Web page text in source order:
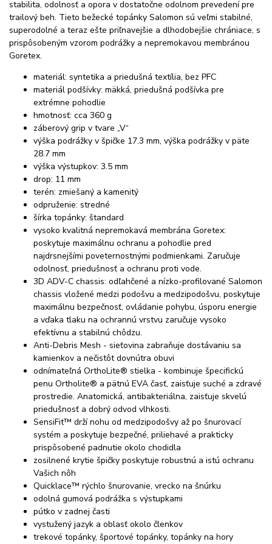
stabilita, odolnosť a opora v dostatočne odolnom prevedení pre
trailový beh. Tieto bežecké topánky Salomon sú veľmi stabilné,
superodolné a teraz ešte priľnavejšie a dlhodobejšie chrániace, s
prispôsobeným vzorom podrážky a nepremokavou membránou
Goretex.
materiál: syntetika a priedušná textília, bez PFC
materiál podšívky: mäkká, priedušná podšívka pre
extrémne pohodlie
hmotnosť: cca 360 g
záberový grip v tvare „V“
výška podrážky v špičke 17.3 mm, výška podrážky v päte
28.7 mm
výška výstupkov: 3.5 mm
drop: 11 mm
terén: zmiešaný a kamenitý
odpruženie: stredné
šírka topánky: štandard
vysoko kvalitná nepremokavá membrána Goretex:
poskytuje maximálnu ochranu a pohodlie pred
najdrsnejšími poveternostnými podmienkami. Zaručuje
odolnosť, priedušnosť a ochranu proti vode.
3D ADV-C chassis: odľahčené a nízko-profilované Salomon
chassis vložené medzi podošvu a medzipodošvu, poskytuje
maximálnu bezpečnosť, ovládanie pohybu, úsporu energie
a vďaka tlaku na ochrannú vrstvu zaručuje vysoko
efektívnu a stabilnú chôdzu.
Anti-Debris Mesh - sieťovina zabraňuje dostávaniu sa
kamienkov a nečistôt dovnútra obuvi
odnímateľná OrthoLite® stielka - kombinuje špecifickú
penu Ortholite® a pätnú EVA časť, zaisťuje suché a zdravé
prostredie. Anatomická, antibakteriálna, zaisťuje skvelú
priedušnosť a dobrý odvod vlhkosti.
SensiFit™ drží nohu od medzipodošvy až po šnurovací
systém a poskytuje bezpečné, priliehavé a prakticky
prispôsobené padnutie okolo chodidla
zosilnené krytie špičky poskytuje robustnú a istú ochranu
Vašich nôh
Quicklace™ rýchlo šnurovanie, vrecko na šnúrku
odolná gumová podrážka s výstupkami
pútko v zadnej časti
vystužený jazyk a oblasť okolo členkov
trekové topánky, športové topánky, topánky na hory